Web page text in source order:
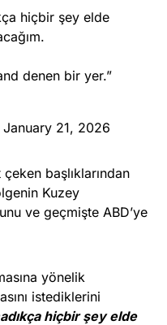
hiçbir şey elde
denen bir yer.”
January 21, 2026
başlıklarından
Kuzey
ve geçmişte ABD’ye
yönelik
istediklerini
hiçbir şey elde